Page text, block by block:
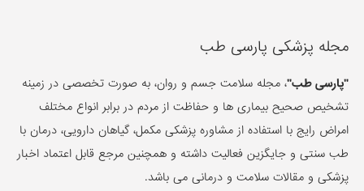
مجله پزشکی پارسی طب
"پارسی طب"، مجله سلامت جسم و روان، به صورت تخصصی در زمینه
تشخیص صحیح بیماری ها و حفاظت از مردم در برابر انواع مختلف
امراض رایج با استفاده از مشاوره پزشکی مکمل، گیاهان دارویی، درمان با
طب سنتی و جایگزین فعالیت داشته و همچنین مرجع قابل اعتماد اخبار
پزشکی و مقالات سلامت و درمانی می باشد.